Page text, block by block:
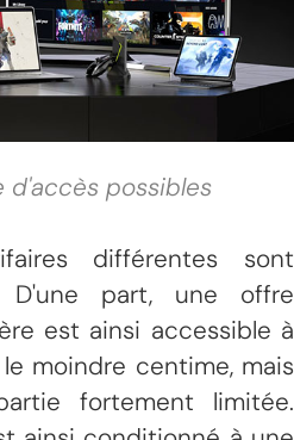
d'accès possibles
différentes sont
D'une part, une offre
est ainsi accessible à
moindre centime, mais
fortement limitée.